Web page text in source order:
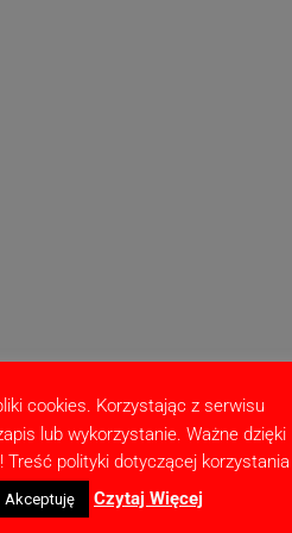
cookies. Korzystając z serwisu
lub wykorzystanie. Ważne dzięki
polityki dotyczącej
Akceptuję Czytaj Więcej